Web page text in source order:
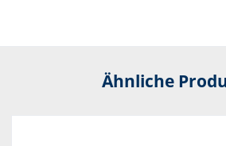
Ähnliche